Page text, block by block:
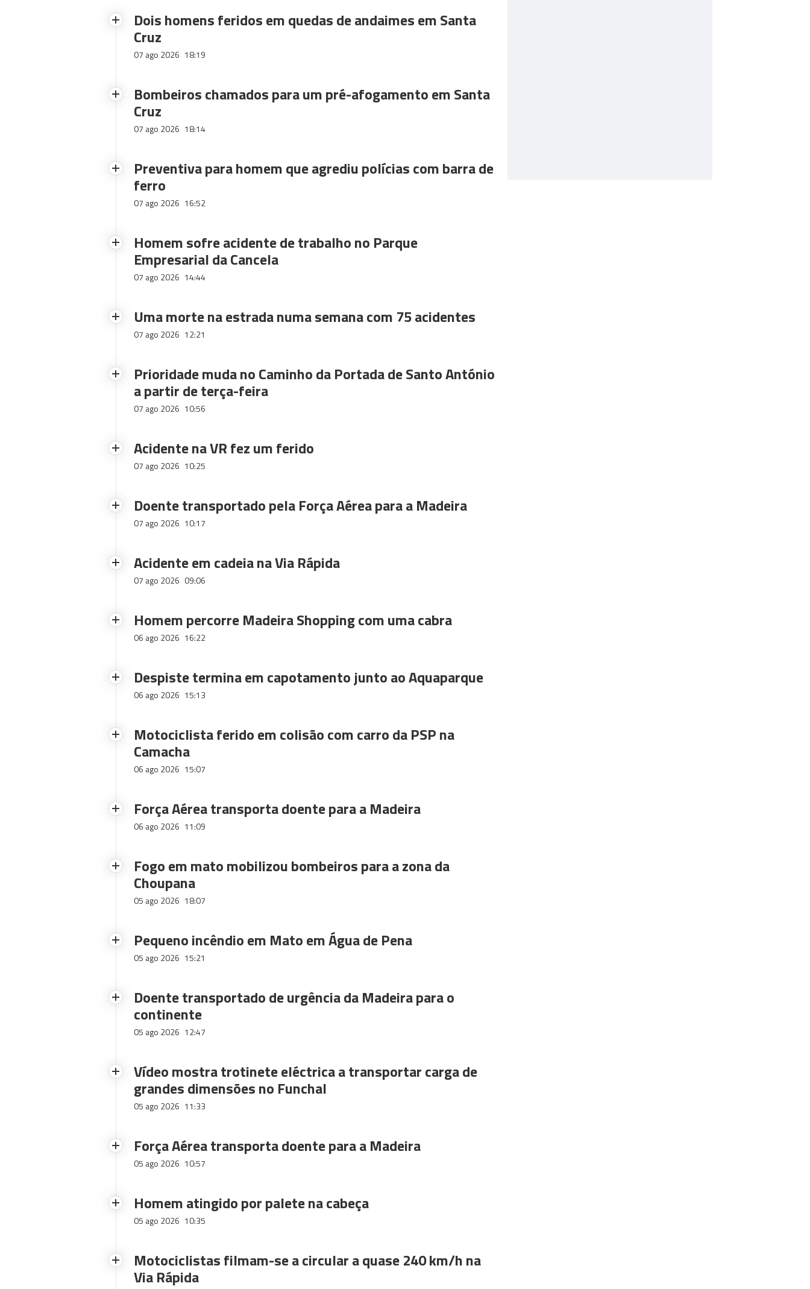
Dois homens feridos em quedas de andaimes em Santa
Cruz
07 ago 2026 18:19
Bombeiros chamados para um pré-afogamento em Santa
Cruz
07 ago 2026 18:14
Preventiva para homem que agrediu polícias com barra de
ferro
07 ago 2026 16:52
Homem sofre acidente de trabalho no Parque
Empresarial da Cancela
07 ago 2026 14:44
Uma morte na estrada numa semana com 75 acidentes
07 ago 2026 12:21
Prioridade muda no Caminho da Portada de Santo António
a partir de terça-feira
07 ago 2026 10:56
Acidente na VR fez um ferido
07 ago 2026 10:25
Doente transportado pela Força Aérea para a Madeira
07 ago 2026 10:17
Acidente em cadeia na Via Rápida
07 ago 2026 09:06
Homem percorre Madeira Shopping com uma cabra
06 ago 2026 16:22
Despiste termina em capotamento junto ao Aquaparque
06 ago 2026 15:13
Motociclista ferido em colisão com carro da PSP na
Camacha
06 ago 2026 15:07
Força Aérea transporta doente para a Madeira
06 ago 2026 11:09
Fogo em mato mobilizou bombeiros para a zona da
Choupana
05 ago 2026 18:07
Pequeno incêndio em Mato em Água de Pena
05 ago 2026 15:21
Doente transportado de urgência da Madeira para o
continente
05 ago 2026 12:47
Vídeo mostra trotinete eléctrica a transportar carga de
grandes dimensões no Funchal
05 ago 2026 11:33
Força Aérea transporta doente para a Madeira
05 ago 2026 10:57
Homem atingido por palete na cabeça
05 ago 2026 10:35
Motociclistas filmam-se a circular a quase 240 km/h na
Via Rápida